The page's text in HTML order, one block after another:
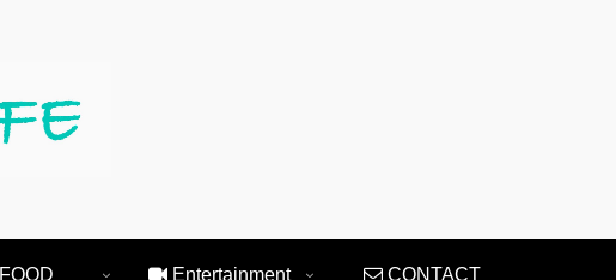
FOOD Entertainment CONTACT